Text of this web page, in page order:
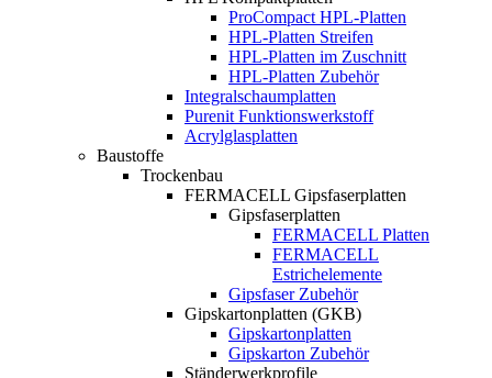
ProCompact HPL-Platten
HPL-Platten Streifen
HPL-Platten im Zuschnitt
HPL-Platten Zubehör
Integralschaumplatten
Purenit Funktionswerkstoff
Acrylglasplatten
Baustoffe
Trockenbau
FERMACELL Gipsfaserplatten
Gipsfaserplatten
FERMACELL Platten
FERMACELL
Estrichelemente
Gipsfaser Zubehör
Gipskartonplatten (GKB)
Gipskartonplatten
Gipskarton Zubehör
Ständerwerkprofile